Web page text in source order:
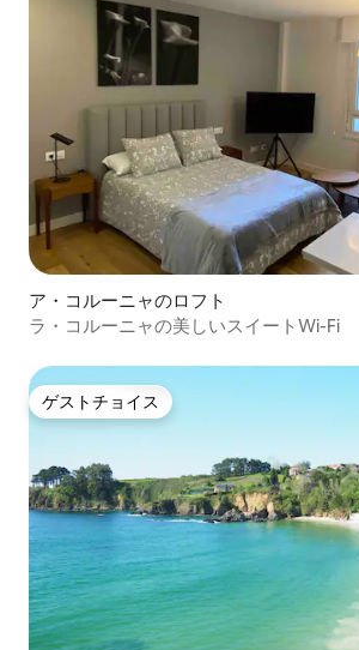
ア・コルーニャのロフト
ラ・コルーニャの美しいスイートWi-Fi
ゲストチョイス
ゲストチョイス